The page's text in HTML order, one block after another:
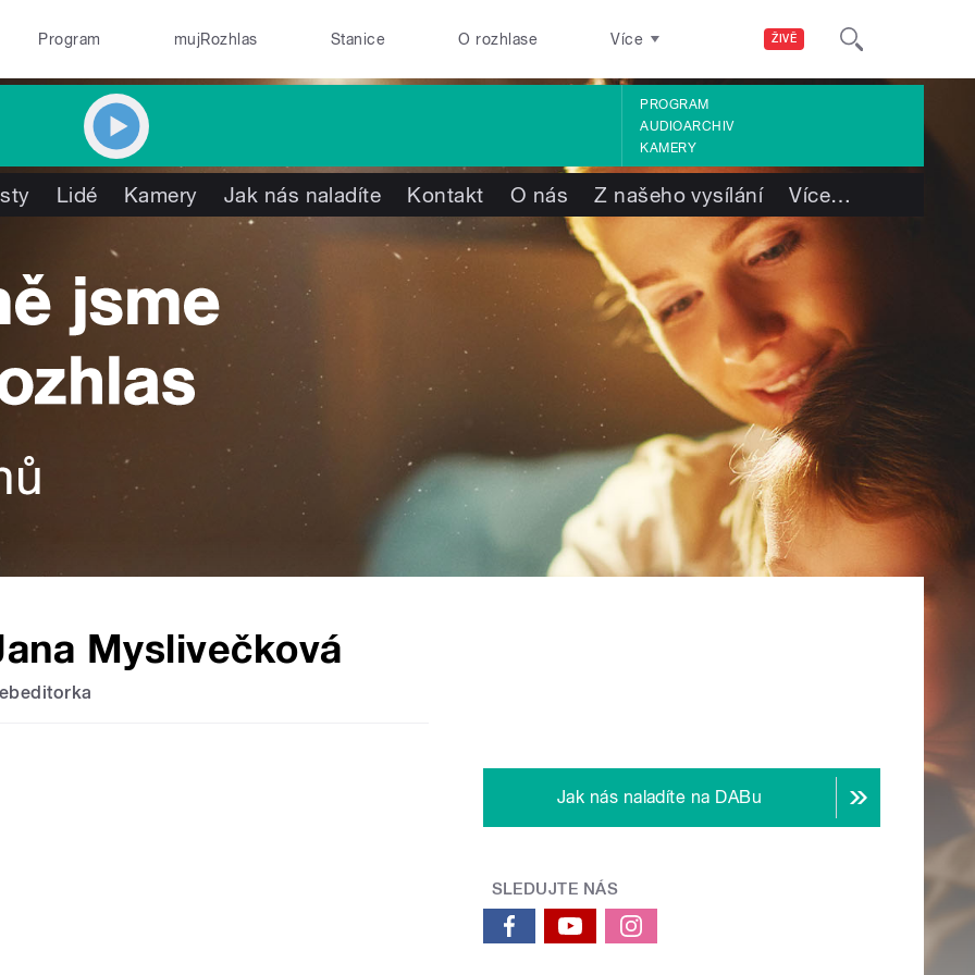
ŽIVĚ
Program mujRozhlas Stanice O rozhlase Více
PROGRAM
AUDIOARCHIV
KAMERY
Lidé Kamery Jak nás naladíte Kontakt O nás Z našeho vysílání Více…
Myslivečková
Jak nás naladíte na DABu
SLEDUJTE NÁS